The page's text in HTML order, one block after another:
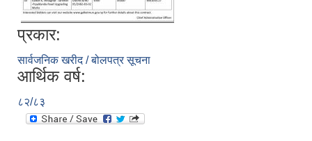
प्रकार:
सार्वजनिक खरीद / बोलपत्र सूचना
आर्थिक वर्ष:
८२/८३